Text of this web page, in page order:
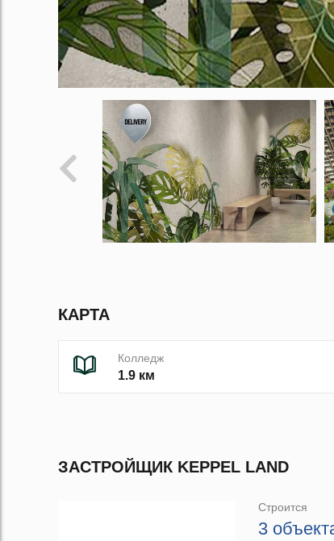
КАРТА
Колледж
1.9 км
ЗАСТРОЙЩИК KEPPEL LAND
Строится
3